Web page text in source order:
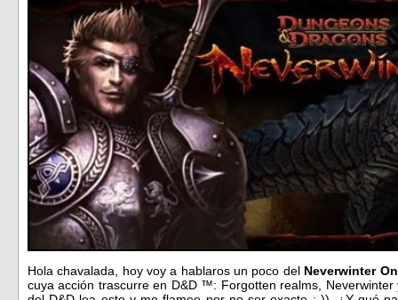
Hola chavalada, hoy voy a hablaros un poco del Neverwinter
cuya acción trascurre en D&D ™: Forgotten realms,